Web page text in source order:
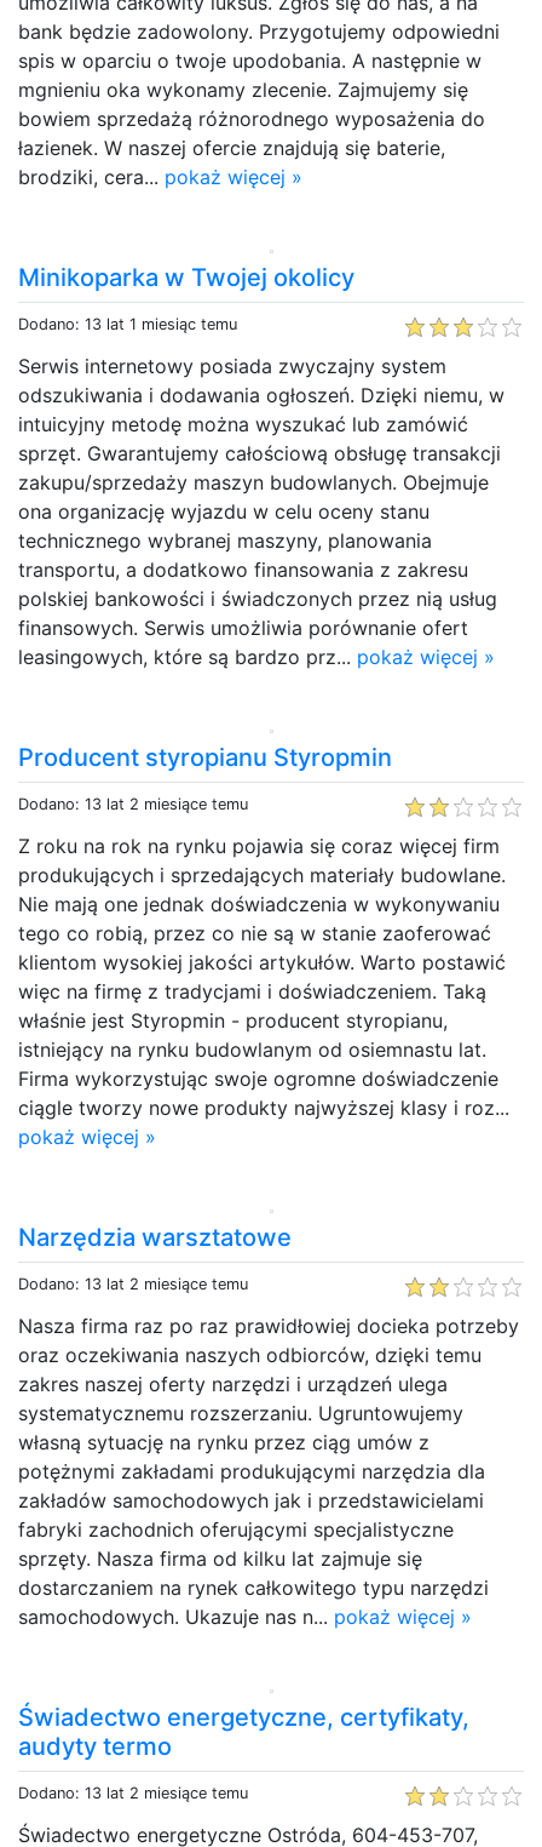
bank będzie zadowolony. Przygotujemy odpowiedni
spis w oparciu o twoje upodobania. A następnie w
mgnieniu oka wykonamy zlecenie. Zajmujemy się
bowiem sprzedażą różnorodnego wyposażenia do
łazienek. W naszej ofercie znajdują się baterie,
brodziki, cera... pokaż więcej »
Minikoparka w Twojej okolicy
Dodano: 13 lat 1 miesiąc temu
Serwis internetowy posiada zwyczajny system
odszukiwania i dodawania ogłoszeń. Dzięki niemu, w
intuicyjny metodę można wyszukać lub zamówić
sprzęt. Gwarantujemy całościową obsługę transakcji
zakupu/sprzedaży maszyn budowlanych. Obejmuje
ona organizację wyjazdu w celu oceny stanu
technicznego wybranej maszyny, planowania
transportu, a dodatkowo finansowania z zakresu
polskiej bankowości i świadczonych przez nią usług
finansowych. Serwis umożliwia porównanie ofert
leasingowych, które są bardzo prz... pokaż więcej »
Producent styropianu Styropmin
Dodano: 13 lat 2 miesiące temu
Z roku na rok na rynku pojawia się coraz więcej firm
produkujących i sprzedających materiały budowlane.
Nie mają one jednak doświadczenia w wykonywaniu
tego co robią, przez co nie są w stanie zaoferować
klientom wysokiej jakości artykułów. Warto postawić
więc na firmę z tradycjami i doświadczeniem. Taką
właśnie jest Styropmin - producent styropianu,
istniejący na rynku budowlanym od osiemnastu lat.
Firma wykorzystując swoje ogromne doświadczenie
ciągle tworzy nowe produkty najwyższej klasy i roz...
pokaż więcej »
Narzędzia warsztatowe
Dodano: 13 lat 2 miesiące temu
Nasza firma raz po raz prawidłowiej docieka potrzeby
oraz oczekiwania naszych odbiorców, dzięki temu
zakres naszej oferty narzędzi i urządzeń ulega
systematycznemu rozszerzaniu. Ugruntowujemy
własną sytuację na rynku przez ciąg umów z
potężnymi zakładami produkującymi narzędzia dla
zakładów samochodowych jak i przedstawicielami
fabryki zachodnich oferującymi specjalistyczne
sprzęty. Nasza firma od kilku lat zajmuje się
dostarczaniem na rynek całkowitego typu narzędzi
samochodowych. Ukazuje nas n... pokaż więcej »
Świadectwo energetyczne, certyfikaty,
audyty termo
Dodano: 13 lat 2 miesiące temu
Świadectwo energetyczne Ostróda, 604-453-707,